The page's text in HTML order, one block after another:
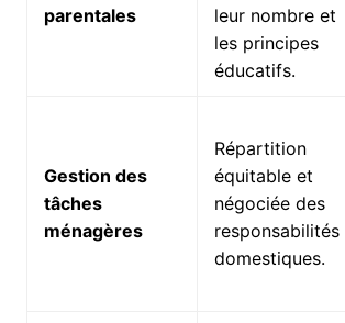
parentales
leur nombre et
les principes
éducatifs.
Gestion des
tâches
ménagères
Répartition
équitable et
négociée des
responsabilités
domestiques.